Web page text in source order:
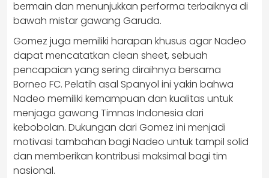
bermain dan menunjukkan performa terbaiknya di
bawah mistar gawang Garuda.
Gomez juga memiliki harapan khusus agar Nadeo
dapat mencatatkan clean sheet, sebuah
pencapaian yang sering diraihnya bersama
Borneo FC. Pelatih asal Spanyol ini yakin bahwa
Nadeo memiliki kemampuan dan kualitas untuk
menjaga gawang Timnas Indonesia dari
kebobolan. Dukungan dari Gomez ini menjadi
motivasi tambahan bagi Nadeo untuk tampil solid
dan memberikan kontribusi maksimal bagi tim
nasional.